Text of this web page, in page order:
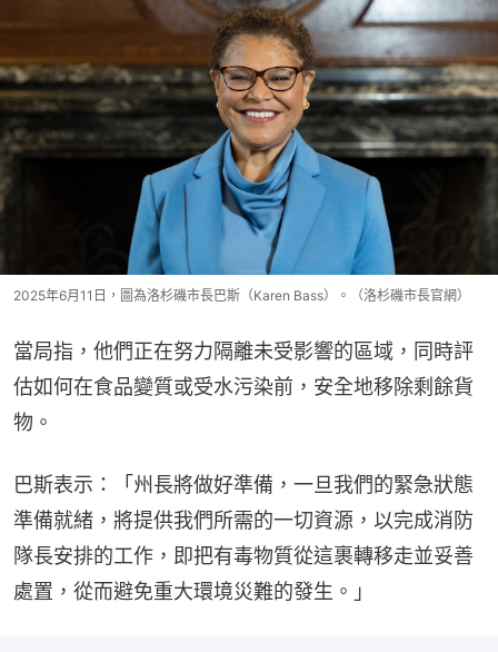
2025年6月11日，圖為洛杉磯市長巴斯（Karen Bass）。（洛杉磯市長官網）
當局指，他們正在努力隔離未受影響的區域，同時評
估如何在食品變質或受水污染前，安全地移除剩餘貨
物。
巴斯表示：「州長將做好準備，一旦我們的緊急狀態
準備就緒，將提供我們所需的一切資源，以完成消防
隊長安排的工作，即把有毒物質從這裹轉移走並妥善
處置，從而避免重大環境災難的發生。」